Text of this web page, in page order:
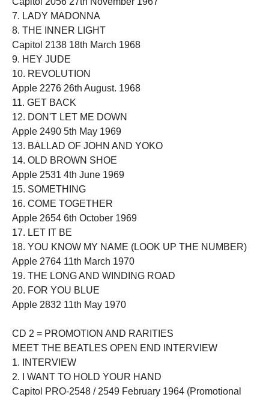
7. LADY MADONNA
8. THE INNER LIGHT
Capitol 2138 18th March 1968
9. HEY JUDE
10. REVOLUTION
Apple 2276 26th August. 1968
11. GET BACK
12. DON'T LET ME DOWN
Apple 2490 5th May 1969
13. BALLAD OF JOHN AND YOKO
14. OLD BROWN SHOE
Apple 2531 4th June 1969
15. SOMETHING
16. COME TOGETHER
Apple 2654 6th October 1969
17. LET IT BE
18. YOU KNOW MY NAME (LOOK UP THE NUMBER)
Apple 2764 11th March 1970
19. THE LONG AND WINDING ROAD
20. FOR YOU BLUE
Apple 2832 11th May 1970
CD 2 = PROMOTION AND RARITIES
MEET THE BEATLES OPEN END INTERVIEW
1. INTERVIEW
2. I WANT TO HOLD YOUR HAND
Capitol PRO-2548 / 2549 February 1964 (Promotional